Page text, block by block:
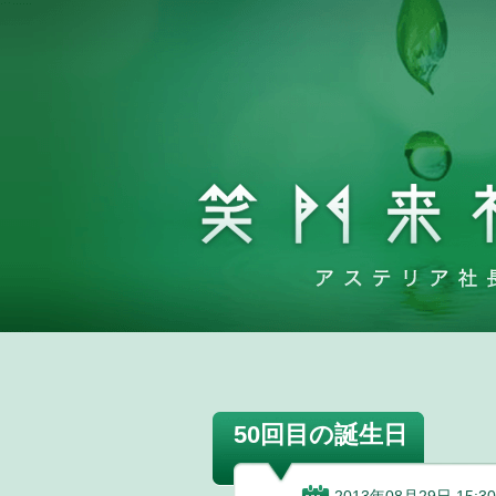
50回目の誕生日